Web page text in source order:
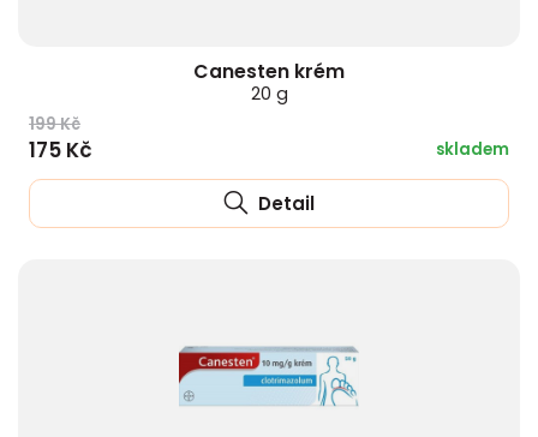
Canesten krém
20 g
199 Kč
175 Kč skladem
Detail